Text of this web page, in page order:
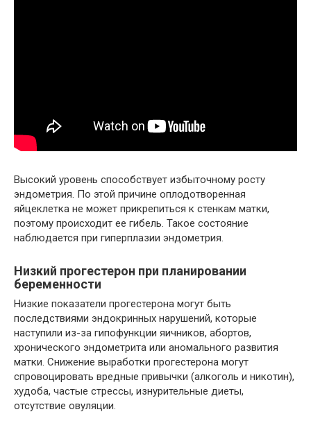
Высокий уровень способствует избыточному росту
эндометрия. По этой причине оплодотворенная
яйцеклетка не может прикрепиться к стенкам матки,
поэтому происходит ее гибель. Такое состояние
наблюдается при гиперплазии эндометрия.
Низкий прогестерон при планировании
беременности
Низкие показатели прогестерона могут быть
последствиями эндокринных нарушений, которые
наступили из-за гипофункции яичников, абортов,
хронического эндометрита или аномального развития
матки. Снижение выработки прогестерона могут
спровоцировать вредные привычки (алкоголь и никотин),
худоба, частые стрессы, изнурительные диеты,
отсутствие овуляции.